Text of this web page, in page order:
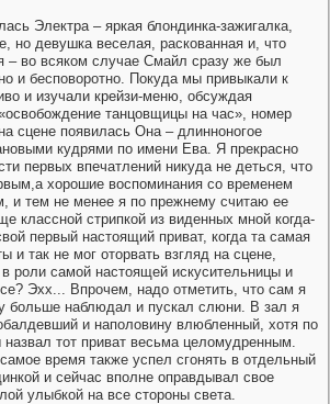
Электра – яркая блондинка-зажигалка,
но девушка веселая, раскованная и, что
– во всяком случае Смайл сразу же был
и бесповоротно. Покуда мы привыкали к
и изучали крейзи-меню, обсуждая
танцовщицы на час», номер
сцене появилась Она – длинноногое
кудрями по имени Ева. Я прекрасно
первых впечатлений никуда не деться, что
хорошие воспоминания со временем
и тем не менее я по прежнему считаю ее
классной стрипкой из виденных мной когда-
первый настоящий приват, когда та самая
и так не мог оторвать взгляд на сцене,
в роли самой настоящей искусительницы и
Эхх... Впрочем, надо отметить, что сам я
больше наблюдал и пускал слюни. В зал я
и наполовину влюбленный, хотя по
тот приват весьма целомудренным.
время также успел сгонять в отдельный
и сейчас вполне оправдывал свое
улыбкой на все стороны света.